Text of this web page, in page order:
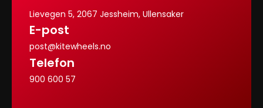
Lievegen 5, 2067 Jessheim, Ullensaker
E-post
post@kitewheels.no
Telefon
900 600 57